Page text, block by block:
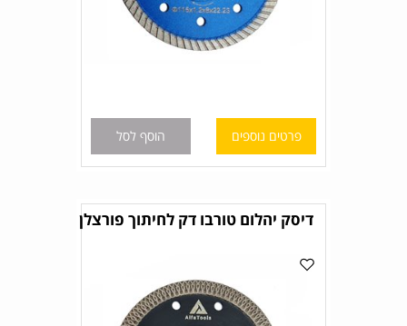
פרטים נוספים הוסף לסל
דיסק יהלום טורבו דק לחיתוך פורצלן